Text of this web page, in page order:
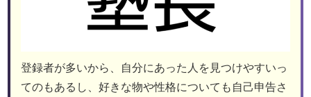
登録者が多いから、自分にあった人を見つけやすいっ
てのもあるし、好きな物や性格についても自己申告さ